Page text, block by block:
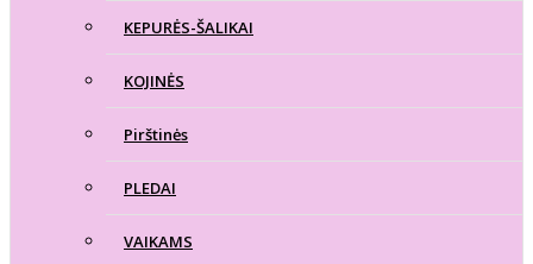
KEPURĖS-ŠALIKAI
KOJINĖS
Pirštinės
PLEDAI
VAIKAMS